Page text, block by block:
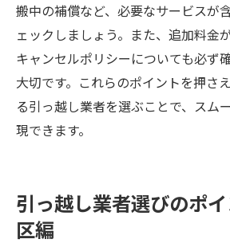
搬中の補償など、必要なサービスが
ェックしましょう。また、追加料金
キャンセルポリシーについても必ず
大切です。これらのポイントを押さ
る引っ越し業者を選ぶことで、スム
現できます。
引っ越し業者選びのポ
区編